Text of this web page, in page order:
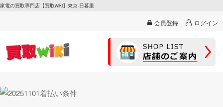
家電の買取専門店【買取wiki】東京-日暮里
会員登録 ログイン